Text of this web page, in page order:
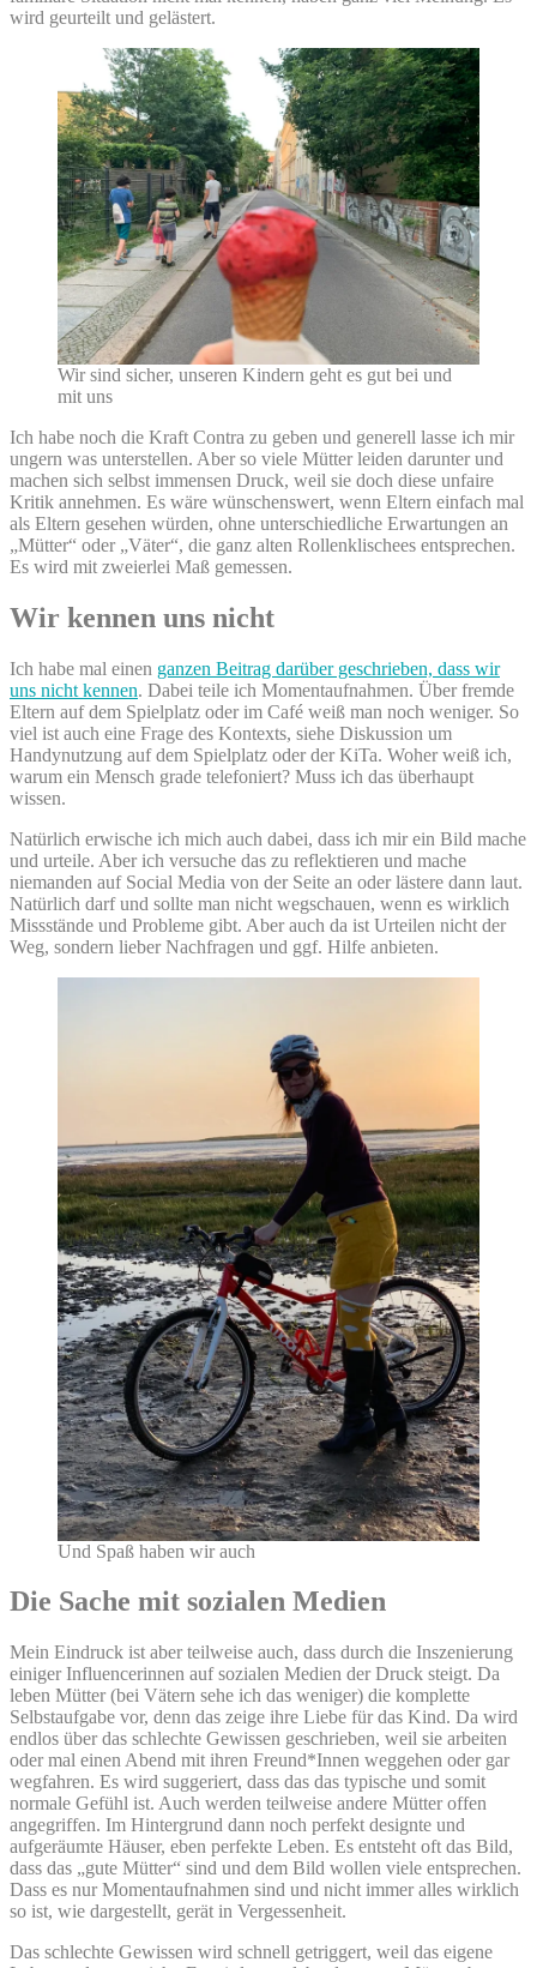
wird geurteilt und gelästert.
Wir sind sicher, unseren Kindern geht es gut bei und
mit uns
Ich habe noch die Kraft Contra zu geben und generell lasse ich mir
ungern was unterstellen. Aber so viele Mütter leiden darunter und
machen sich selbst immensen Druck, weil sie doch diese unfaire
Kritik annehmen. Es wäre wünschenswert, wenn Eltern einfach mal
als Eltern gesehen würden, ohne unterschiedliche Erwartungen an
„Mütter“ oder „Väter“, die ganz alten Rollenklischees entsprechen.
Es wird mit zweierlei Maß gemessen.
Wir kennen uns nicht
Ich habe mal einen ganzen Beitrag darüber geschrieben, dass wir
uns nicht kennen. Dabei teile ich Momentaufnahmen. Über fremde
Eltern auf dem Spielplatz oder im Café weiß man noch weniger. So
viel ist auch eine Frage des Kontexts, siehe Diskussion um
Handynutzung auf dem Spielplatz oder der KiTa. Woher weiß ich,
warum ein Mensch grade telefoniert? Muss ich das überhaupt
wissen.
Natürlich erwische ich mich auch dabei, dass ich mir ein Bild mache
und urteile. Aber ich versuche das zu reflektieren und mache
niemanden auf Social Media von der Seite an oder lästere dann laut.
Natürlich darf und sollte man nicht wegschauen, wenn es wirklich
Missstände und Probleme gibt. Aber auch da ist Urteilen nicht der
Weg, sondern lieber Nachfragen und ggf. Hilfe anbieten.
Und Spaß haben wir auch
Die Sache mit sozialen Medien
Mein Eindruck ist aber teilweise auch, dass durch die Inszenierung
einiger Influencerinnen auf sozialen Medien der Druck steigt. Da
leben Mütter (bei Vätern sehe ich das weniger) die komplette
Selbstaufgabe vor, denn das zeige ihre Liebe für das Kind. Da wird
endlos über das schlechte Gewissen geschrieben, weil sie arbeiten
oder mal einen Abend mit ihren Freund*Innen weggehen oder gar
wegfahren. Es wird suggeriert, dass das das typische und somit
normale Gefühl ist. Auch werden teilweise andere Mütter offen
angegriffen. Im Hintergrund dann noch perfekt designte und
aufgeräumte Häuser, eben perfekte Leben. Es entsteht oft das Bild,
dass das „gute Mütter“ sind und dem Bild wollen viele entsprechen.
Dass es nur Momentaufnahmen sind und nicht immer alles wirklich
so ist, wie dargestellt, gerät in Vergessenheit.
Das schlechte Gewissen wird schnell getriggert, weil das eigene